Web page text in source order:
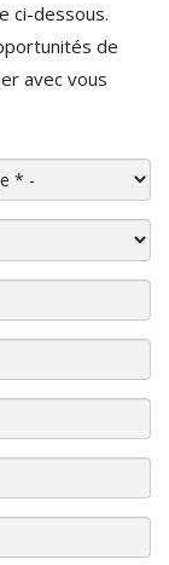
ci-dessous.
de
avec vous
*